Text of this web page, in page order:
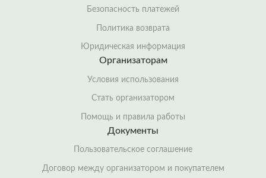
Безопасность платежей
Политика возврата
Юридическая информация
Организаторам
Условия использования
Стать организатором
Помощь и правила работы
Документы
Пользовательское соглашение
Договор между организатором и покупателем